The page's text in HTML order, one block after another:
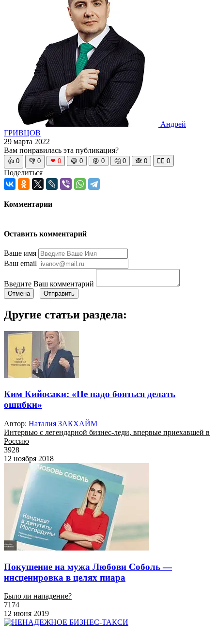
Андрей
ГРИВЦОВ
29 марта 2022
Вам понравилась эта публикация?
👍 0 👎 0 ❤ 0 😆 0 😡 0 🤔 0 🙈 0 🧘‍♀️ 0
Поделиться
Комментарии
Оставить комментарий
Ваше имя
Ваш email
Введите Ваш комментарий
Отмена Отправить
Другие статьи раздела:
Ким Кийосаки: «Не надо бояться делать
ошибки»
Автор: Наталия ЗАКХАЙМ
Интервью с легендарной бизнес-леди, впервые приехавшей в
Россию
3928
12 ноября 2018
Покушение на мужа Любови Соболь —
инсценировка в целях пиара
Было ли нападение?
7174
12 июня 2019